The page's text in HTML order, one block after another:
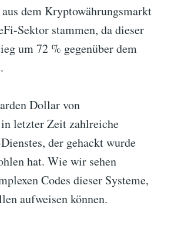
dem Kryptowährungsmarkt
Sektor stammen, da dieser
um 72 % gegenüber dem
Dollar von
letzter Zeit zahlreiche
der gehackt wurde
hat. Wie wir sehen
Codes dieser Systeme,
aufweisen können.